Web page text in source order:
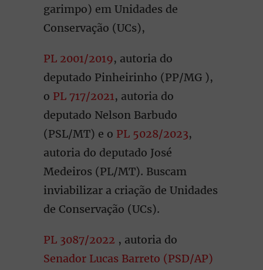
garimpo) em Unidades de
Conservação (UCs),
PL 2001/2019, autoria do
deputado Pinheirinho (PP/MG ),
o PL 717/2021, autoria do
deputado Nelson Barbudo
(PSL/MT) e o PL 5028/2023,
autoria do deputado José
Medeiros (PL/MT). Buscam
inviabilizar a criação de Unidades
de Conservação (UCs).
PL 3087/2022 , autoria do
Senador Lucas Barreto (PSD/AP)